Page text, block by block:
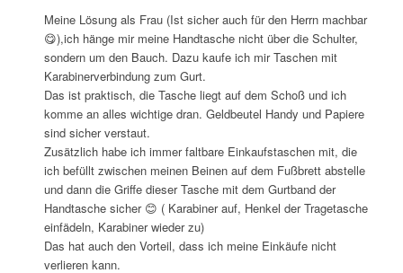
Meine Lösung als Frau (Ist sicher auch für den Herrn machbar
😋),ich hänge mir meine Handtasche nicht über die Schulter,
sondern um den Bauch. Dazu kaufe ich mir Taschen mit
Karabinerverbindung zum Gurt.
Das ist praktisch, die Tasche liegt auf dem Schoß und ich
komme an alles wichtige dran. Geldbeutel Handy und Papiere
sind sicher verstaut.
Zusätzlich habe ich immer faltbare Einkaufstaschen mit, die
ich befüllt zwischen meinen Beinen auf dem Fußbrett abstelle
und dann die Griffe dieser Tasche mit dem Gurtband der
Handtasche sicher 😊 ( Karabiner auf, Henkel der Tragetasche
einfädeln, Karabiner wieder zu)
Das hat auch den Vorteil, dass ich meine Einkäufe nicht
verlieren kann.